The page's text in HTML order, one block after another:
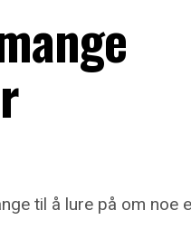
til å lure på om noe